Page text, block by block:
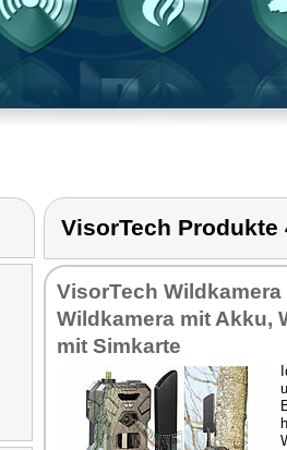
VisorTech Produkte
VisorTech Wildkamera
Wildkamera mit Akku,
mit Simkarte